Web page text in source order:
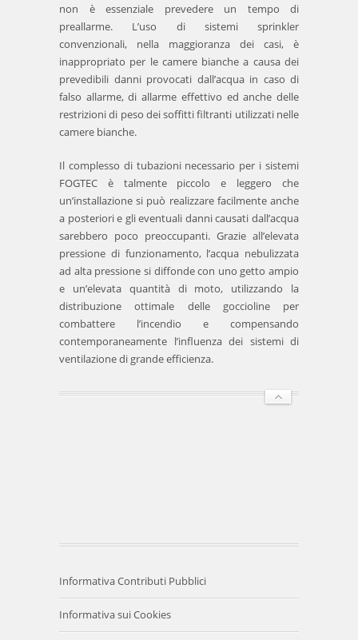
non è essenziale prevedere un tempo di
preallarme. L’uso di sistemi sprinkler
convenzionali, nella maggioranza dei casi, è
inappropriato per le camere bianche a causa dei
prevedibili danni provocati dall’acqua in caso di
falso allarme, di allarme effettivo ed anche delle
restrizioni di peso dei soffitti filtranti utilizzati nelle
camere bianche.
Il complesso di tubazioni necessario per i sistemi
FOGTEC è talmente piccolo e leggero che
un’installazione si può realizzare facilmente anche
a posteriori e gli eventuali danni causati dall’acqua
sarebbero poco preoccupanti. Grazie all’elevata
pressione di funzionamento, l’acqua nebulizzata
ad alta pressione si diffonde con uno getto ampio
e un’elevata quantità di moto, utilizzando la
distribuzione ottimale delle goccioline per
combattere l’incendio e compensando
contemporaneamente l’influenza dei sistemi di
ventilazione di grande efficienza.
Informativa Contributi Pubblici
Informativa sui Cookies